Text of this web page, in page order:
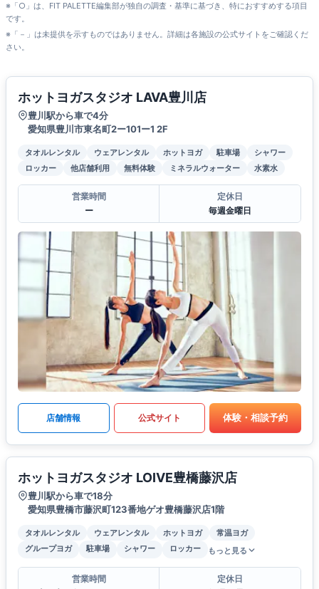
※「○」は、FIT PALETTE編集部が独自の調査・基準に基づき、特におすすめする項目
です。
※「－」は未提供を示すものではありません。詳細は各施設の公式サイトをご確認くだ
さい。
ホットヨガスタジオ LAVA豊川店
豊川駅から車で4分
愛知県豊川市東名町2ー101ー1 2F
タオルレンタル ウェアレンタル ホットヨガ 駐車場
シャワー
ロッカー
他店舗利用 無料体験 ミネラルウォーター 水素水
営業時間
ー
定休日
毎週金曜日
店舗情報 公式サイト 体験・相談予約
ホットヨガスタジオ LOIVE豊橋藤沢店
豊川駅から車で18分
愛知県豊橋市藤沢町123番地ゲオ豊橋藤沢店1階
タオルレンタル ウェアレンタル ホットヨガ
常温ヨガ
グループヨガ
駐車場 シャワー ロッカー もっと見る
営業時間
定休日